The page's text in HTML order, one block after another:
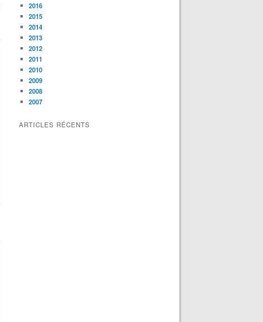
2016
2015
2014
2013
2012
2011
2010
2009
2008
2007
ARTICLES RÉCENTS